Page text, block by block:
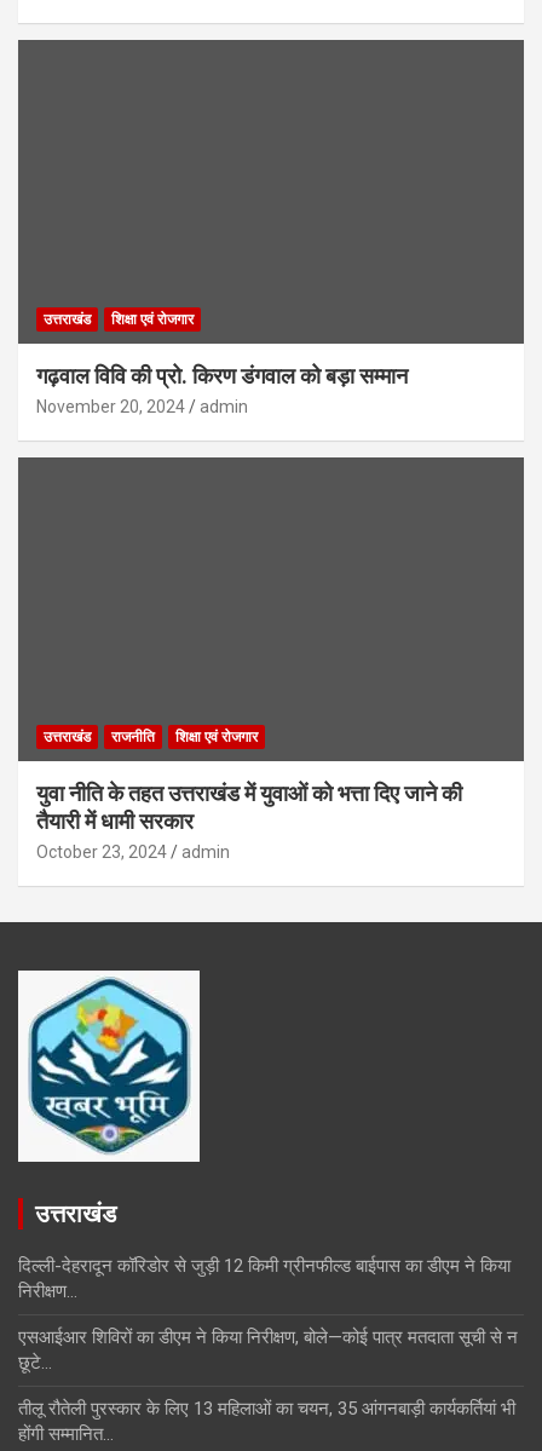
उत्तराखंड शिक्षा एवं रोजगार
गढ़वाल विवि की प्रो. किरण डंगवाल को बड़ा सम्मान
November 20, 2024 admin
उत्तराखंड राजनीति शिक्षा एवं रोजगार
युवा नीति के तहत उत्तराखंड में युवाओं को भत्ता दिए जाने की
तैयारी में धामी सरकार
October 23, 2024 admin
उत्तराखंड
दिल्ली-देहरादून कॉरिडोर से जुड़ी 12 किमी ग्रीनफील्ड बाईपास का डीएम ने किया
निरीक्षण…
एसआईआर शिविरों का डीएम ने किया निरीक्षण, बोले—कोई पात्र मतदाता सूची से न
छूटे…
तीलू रौतेली पुरस्कार के लिए 13 महिलाओं का चयन, 35 आंगनबाड़ी कार्यकर्तियां भी
होंगी सम्मानित…